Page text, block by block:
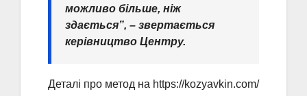
можливо більше, ніж
здається”, – звертається
керівництво Центру.
Деталі про метод на https://kozyavkin.com/